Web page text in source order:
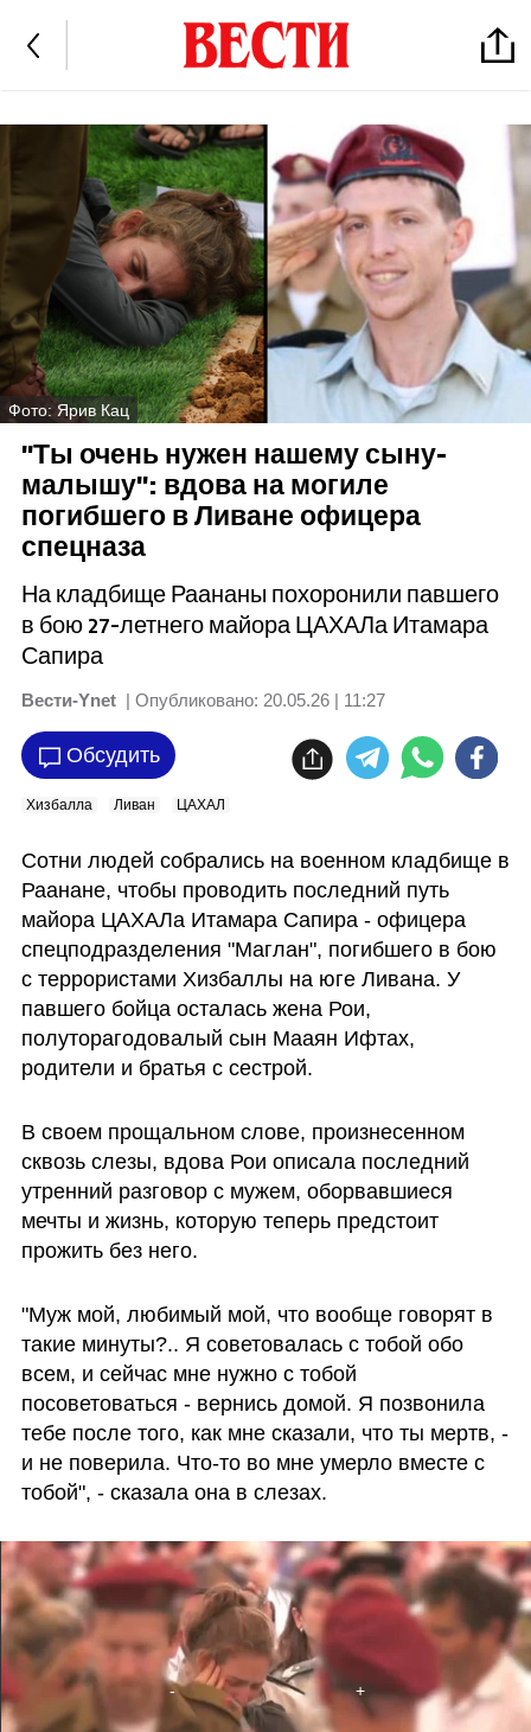
Фото: Ярив Кац
"Ты очень нужен нашему сыну-
малышу": вдова на могиле
погибшего в Ливане офицера
спецназа
На кладбище Раананы похоронили павшего
в бою 27-летнего майора ЦАХАЛа Итамара
Сапира
Вести-Ynet | Опубликовано: 20.05.26 | 11:27
Обсудить
Хизбалла Ливан ЦАХАЛ
Сотни людей собрались на военном кладбище в
Раанане, чтобы проводить последний путь
майора ЦАХАЛа Итамара Сапира - офицера
спецподразделения "Маглан", погибшего в бою
с террористами Хизбаллы на юге Ливана. У
павшего бойца осталась жена Рои,
полуторагодовалый сын Мааян Ифтах,
родители и братья с сестрой.
В своем прощальном слове, произнесенном
сквозь слезы, вдова Рои описала последний
утренний разговор с мужем, оборвавшиеся
мечты и жизнь, которую теперь предстоит
прожить без него.
"Муж мой, любимый мой, что вообще говорят в
такие минуты?.. Я советовалась с тобой обо
всем, и сейчас мне нужно с тобой
посоветоваться - вернись домой. Я позвонила
тебе после того, как мне сказали, что ты мертв, -
и не поверила. Что-то во мне умерло вместе с
тобой", - сказала она в слезах.